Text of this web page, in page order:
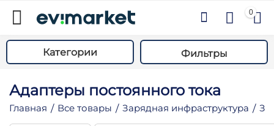
0
Категории Фильтры
​Адаптеры постоянного тока
Главная / Все товары / Зарядная инфраструктура /